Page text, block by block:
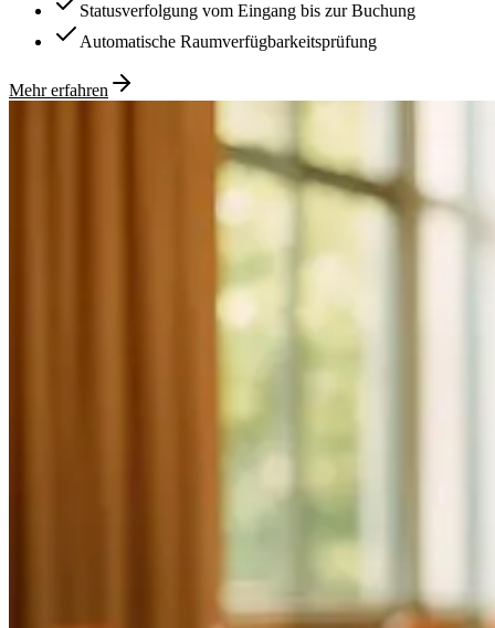
Statusverfolgung vom Eingang bis zur Buchung
Automatische Raumverfügbarkeitsprüfung
Mehr erfahren